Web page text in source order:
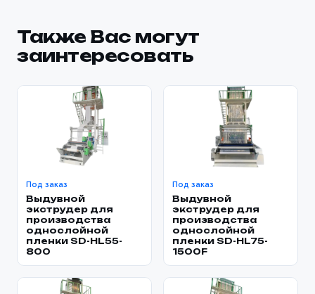
Также Вас могут
заинтересовать
Под заказ
Выдувной
экструдер для
производства
однослойной
пленки SD-HL55-
800
Под заказ
Выдувной
экструдер для
производства
однослойной
пленки SD-HL75-
1500F